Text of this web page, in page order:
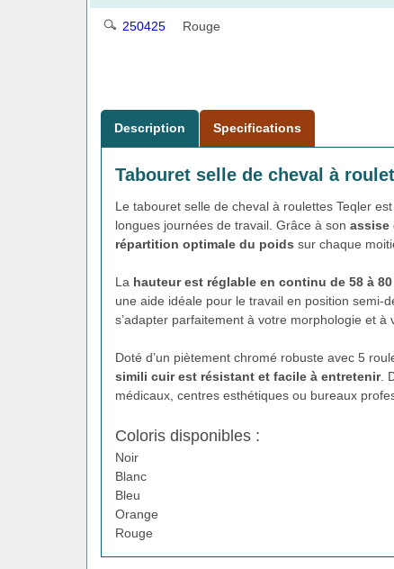
250425 Rouge
Description Specifications
Tabouret selle de cheval à
Le tabouret selle de cheval à roulettes Teqler
longues journées de travail. Grâce à son assise
répartition optimale du poids sur chaque
La hauteur est réglable en continu de 58 à
une aide idéale pour le travail en position semi-
s’adapter parfaitement à votre morphologie et à
Doté d’un piètement chromé robuste avec 5
simili cuir est résistant et facile à entretenir.
médicaux, centres esthétiques ou bureaux
Coloris disponibles :
Noir
Blanc
Bleu
Orange
Rouge